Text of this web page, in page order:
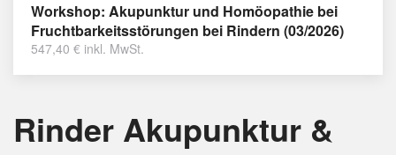
Workshop: Akupunktur und Homöopathie bei
Fruchtbarkeitsstörungen bei Rindern (03/2026)
547,40 € inkl. MwSt.
Rinder Akupunktur &